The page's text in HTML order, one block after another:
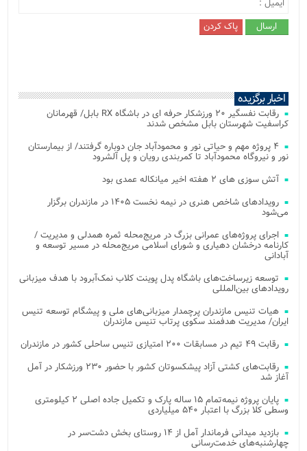
اخبار برگزیده
رقابت نفسگیر ۲۰ ورزشکار حرفه ای در باشگاه RX بابل/ قهرمانان
کراسفیت شهرستان بابل مشخص شدند
۴ پروژه مهم و حیاتی نور و محمودآباد جان دوباره گرفتند/ از بیمارستان
نور و نیروگاه محمودآباد تا کمربندی رویان و پل آلشرود
آتش‌ سوزی‌ های ۲ هفته اخیر میانکاله عمدی بود
رویدادهای شاخص هنری در نیمه نخست ۱۴۰۵ در مازندران برگزار
می‌شود
اجرای پروژه‌های عمرانی بزرگ در مریج‌محله ثمره همدلی و مدیریت /
کارنامه درخشان دهیاری و شورای اسلامی مریج‌محله در مسیر توسعه و
آبادانی
توسعه زیرساخت‌های باشگاه پدل پوینت کلاب نمک‌آبرود با هدف میزبانی
رویدادهای بین‌المللی
هیات تنیس مازندران پرچمدار میزبانی‌های ملی و پیشگام توسعه تنیس
ایران/ مدیریت هدفمند سکوی پرتاب تنیس مازندران
رقابت ۴۹ تیم در مسابقات ۲۰۰ امتیازی تنیس ساحلی کشور در مازندران
رقابت‌های کشتی آزاد پیشکسوتان کشور با حضور ۲۳۰ ورزشکار در آمل
آغاز شد
پایان پروژه نیمه‌تمام ۱۵ ساله پارک و تکمیل جاده اصلی ۲ کیلومتری
وسطی کلا بزرگ با اعتبار ۵۴۰ میلیاردی
بازدید میدانی فرماندار آمل از ۱۴ روستای بخش دشت‌سر در
چهارشنبه‌های خدمت‌رسانی